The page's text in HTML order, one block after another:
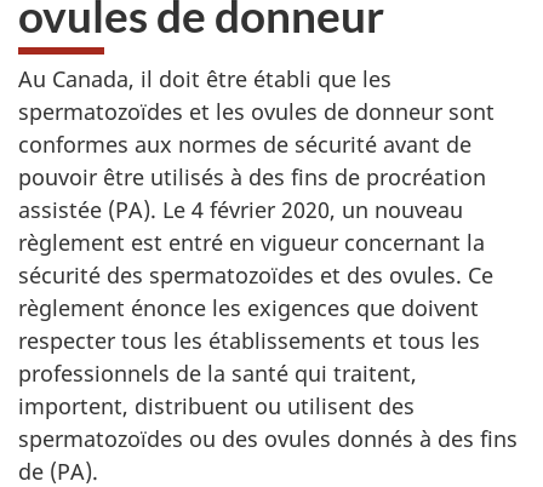
ovules de donneur
Au Canada, il doit être établi que les
spermatozoïdes et les ovules de donneur sont
conformes aux normes de sécurité avant de
pouvoir être utilisés à des fins de procréation
assistée (PA). Le 4 février 2020, un nouveau
règlement est entré en vigueur concernant la
sécurité des spermatozoïdes et des ovules. Ce
règlement énonce les exigences que doivent
respecter tous les établissements et tous les
professionnels de la santé qui traitent,
importent, distribuent ou utilisent des
spermatozoïdes ou des ovules donnés à des fins
de (PA).